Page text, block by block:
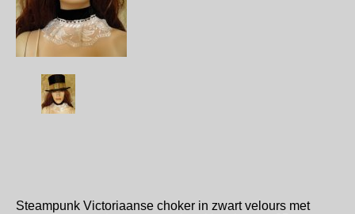
Steampunk Victoriaanse choker in zwart velours met